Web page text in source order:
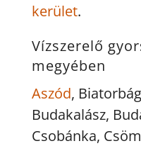
kerület.
Vízszerelő
megyében
Aszód,
Budakalász,
Csobánka,